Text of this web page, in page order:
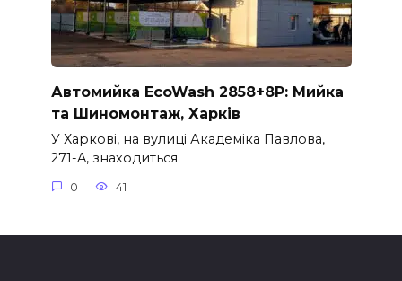
Автомийка EcoWash 2858+8P: Мийка
та Шиномонтаж, Харків
У Харкові, на вулиці Академіка Павлова,
271-A, знаходиться
0 41